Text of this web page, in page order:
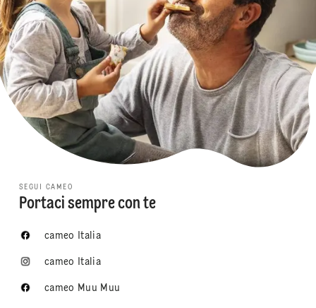
SEGUI CAMEO
Portaci sempre con te
cameo Italia
cameo Italia
cameo Muu Muu